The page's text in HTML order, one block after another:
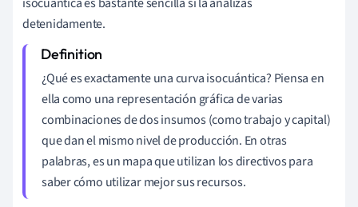
detenidamente.
¿Qué es exactamente una curva isocuántica? Piensa en
ella como una representación gráfica de varias
combinaciones de dos insumos (como trabajo y capital)
que dan el mismo nivel de producción. En otras
palabras, es un mapa que utilizan los directivos para
saber cómo utilizar mejor sus recursos.